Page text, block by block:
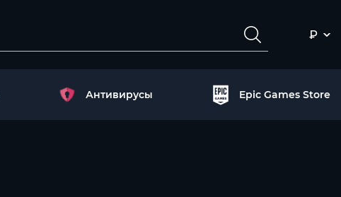
₽
Антивирусы Epic Games Store